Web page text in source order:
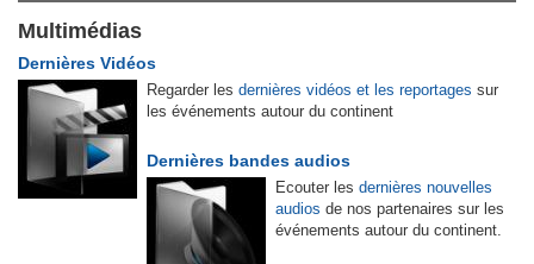
Multimédias
Dernières Vidéos
Regarder les dernières vidéos et les reportages sur
les événements autour du continent
Dernières bandes audios
Ecouter les dernières nouvelles
audios de nos partenaires sur les
événements autour du continent.